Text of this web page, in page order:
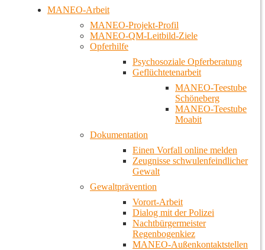
MANEO-Arbeit
MANEO-Projekt-Profil
MANEO-QM-Leitbild-Ziele
Opferhilfe
Psychosoziale Opferberatung
Geflüchtetenarbeit
MANEO-Teestube
Schöneberg
MANEO-Teestube
Moabit
Dokumentation
Einen Vorfall online melden
Zeugnisse schwulenfeindlicher
Gewalt
Gewaltprävention
Vorort-Arbeit
Dialog mit der Polizei
Nachtbürgermeister
Regenbogenkiez
MANEO-Außenkontaktstellen